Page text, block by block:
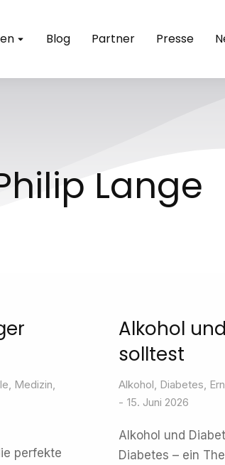
Blog Partner Presse
Lange
, Medizin,
perfekte
Alkohol
solltest
Alkohol, Diabetes,
15. Juni 2026
Alkohol und
Diabetes – ein